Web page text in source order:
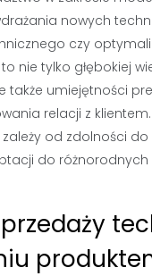
nowych
czy
nie tylko głębokiej
także umiejętności
relacji z klientem.
od zdolności
do różnorodnych